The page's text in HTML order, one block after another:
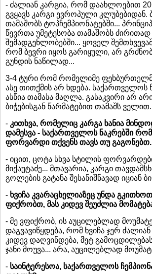
- ძალიან კარგია, რომ დაახლოებით
გვყავს კარგი ევროპული
თამაშობს ტოპჩემპიონატებში...
წევრთა უმეტესობა თამაშობს ძირითად
შემადგენლობებში... ყოველ
რომ ბევრი იყოს გარიყული, არ
გუნდის ნაწილად...
3-4 ტური რომ რომელიმე
ასე თითქმის არ ხდება. საქართველოს
ასწია თამასა მაღლა. გასაკვირი არ
ბიჭებისგან წარმატებით თამაშს ველით.
- კითხვა, რომელიც კარგა ხანია
დამესვა - საქართველოს ნაკრებში
ფორვარდი თქვენს თავს თუ
- იცით, ცოტა სხვა სტილის
მიქაუტაძე... მთავარია, კარგი
გოლების გატანა შესანიშნავად იციან
- ხვიჩა კვარაცხელიაზეც უნდა
ფიქრობთ, მას კიდევ შეუძლია
- მე ვფიქრობ, ის აუცილებლად
დაგვავიწყდება, რომ ხვიჩა ჯერ
კიდევ დაღვინდება, მეტ
ჯანი მოუვა... არა, აუცილებლად
- საინტერესოა, საქართველოს